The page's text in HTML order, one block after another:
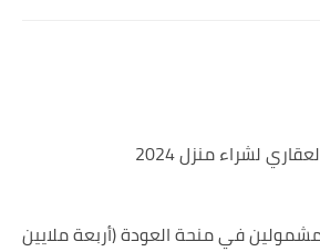
لشراء منزل 2024
في منحة العودة (أربعة ملايين